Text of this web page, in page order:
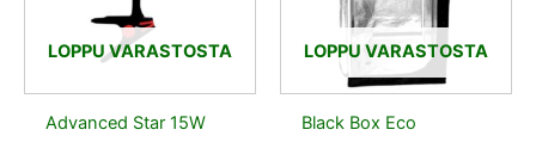
LOPPU VARASTOSTA
Advanced Star 15W
LOPPU VARASTOSTA
Black Box Eco